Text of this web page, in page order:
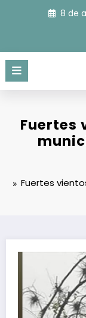
8 de
Fuertes
Fuertes